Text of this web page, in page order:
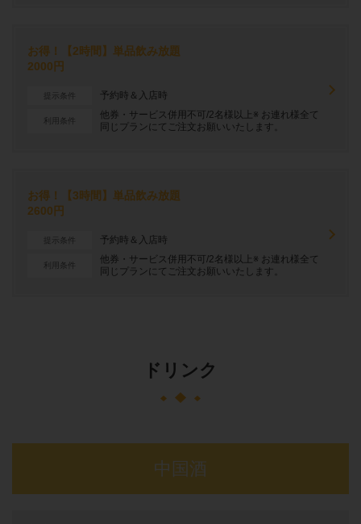
お得！【2時間】単品飲み放題
2000円
提示条件 予約時＆入店時
利用条件
他券・サービス併用不可/2名様以上※ お連れ様全て
同じプランにてご注文お願いいたします。
お得！【3時間】単品飲み放題
2600円
提示条件 予約時＆入店時
利用条件
他券・サービス併用不可/2名様以上※ お連れ様全て
同じプランにてご注文お願いいたします。
ドリンク
中国酒